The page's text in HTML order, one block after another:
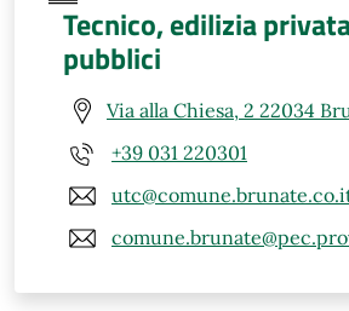
Tecnico, edilizia
pubblici
Via alla Chiesa, 2 22034
+39 031 220301